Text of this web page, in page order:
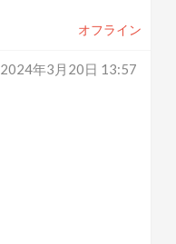
オフライン
2024年3月20日 13:57